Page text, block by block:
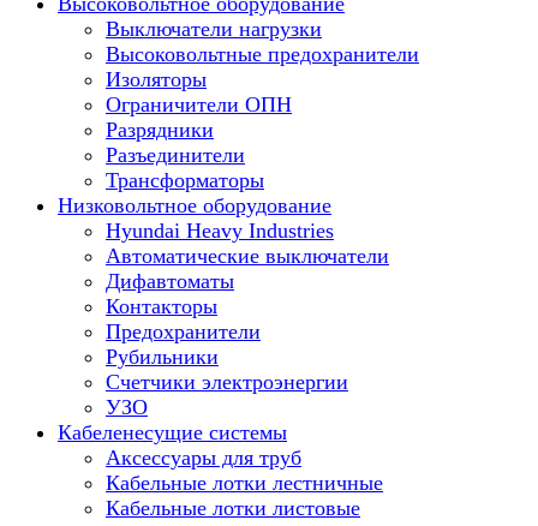
Выключатели нагрузки
Высоковольтные предохранители
Изоляторы
Ограничители ОПН
Разрядники
Разъединители
Трансформаторы
Низковольтное оборудование
Hyundai Heavy Industries
Автоматические выключатели
Дифавтоматы
Контакторы
Предохранители
Рубильники
Счетчики электроэнергии
УЗО
Кабеленесущие системы
Аксессуары для труб
Кабельные лотки лестничные
Кабельные лотки листовые